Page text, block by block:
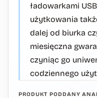
ładowarkami
użytkowania
dalej od biurka
miesięczna
czyniąc go
codziennego
PRODUKT PODDANY